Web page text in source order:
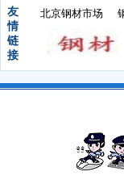
友
情
链
接
北京钢材市场